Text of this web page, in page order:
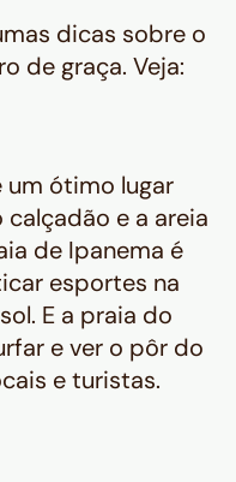
dicas sobre o
de graça. Veja:
um ótimo lugar
e a areia
de Ipanema é
esportes na
E a praia do
e ver o pôr do
e turistas.